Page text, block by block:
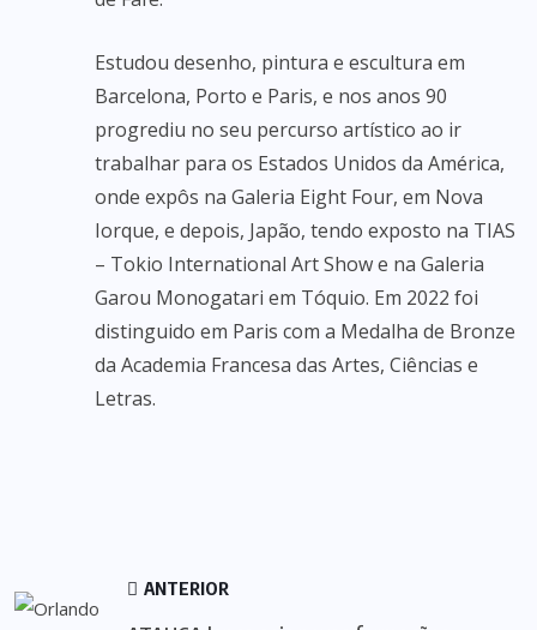
Estudou desenho, pintura e escultura em
Barcelona, Porto e Paris, e nos anos 90
progrediu no seu percurso artístico ao ir
trabalhar para os Estados Unidos da América,
onde expôs na Galeria Eight Four, em Nova
Iorque, e depois, Japão, tendo exposto na TIAS
– Tokio International Art Show e na Galeria
Garou Monogatari em Tóquio. Em 2022 foi
distinguido em Paris com a Medalha de Bronze
da Academia Francesa das Artes, Ciências e
Letras.
ANTERIOR